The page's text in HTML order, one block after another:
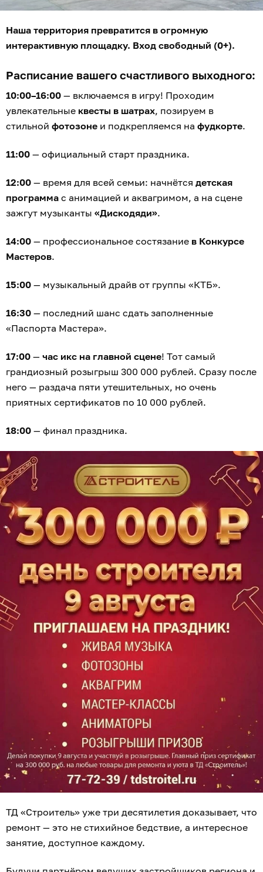
Наша территория превратится в огромную
интерактивную площадку. Вход свободный (0+).
Расписание вашего счастливого выходного:
10:00–16:00 — включаемся в игру! Проходим
увлекательные квесты в шатрах, позируем в
стильной фотозоне и подкрепляемся на фудкорте.
11:00 — официальный старт праздника.
12:00 — время для всей семьи: начнётся детская
программа с анимацией и аквагримом, а на сцене
зажгут музыканты «Дискодяди».
14:00 — профессиональное состязание в Конкурсе
Мастеров.
15:00 — музыкальный драйв от группы «КТБ».
16:30 — последний шанс сдать заполненные
«Паспорта Мастера».
17:00 — час икс на главной сцене! Тот самый
грандиозный розыгрыш 300 000 рублей. Сразу после
него — раздача пяти утешительных, но очень
приятных сертификатов по 10 000 рублей.
18:00 — финал праздника.
ТД «Строитель» уже три десятилетия доказывает, что
ремонт — это не стихийное бедствие, а интересное
занятие, доступное каждому.